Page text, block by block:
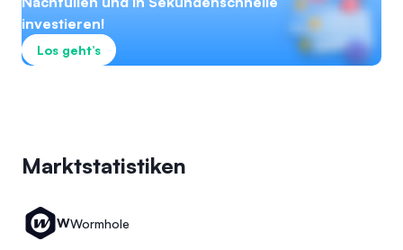
investieren!
Los geht’s
Marktstatistiken
WWormhole